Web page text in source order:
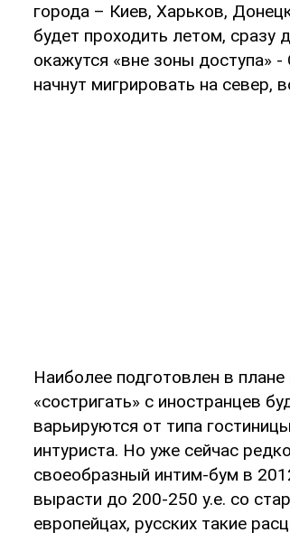
города – Киев, Харьков,
будет проходить летом, сразу
окажутся «вне зоны доступа»
начнут мигрировать на север,
Наиболее подготовлен в
«состригать» с иностранцев
варьируются от типа
интуриста. Но уже сейчас
своеобразный интим-бум в
вырасти до 200-250 у.е. со
европейцах, русских такие